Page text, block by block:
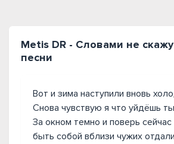
Metis DR - Словами не скажу
песни
Вот и зима наступили вновь
Снова чувствую я что уйдёшь
За окном темно и поверь
быть собой вблизи чужих